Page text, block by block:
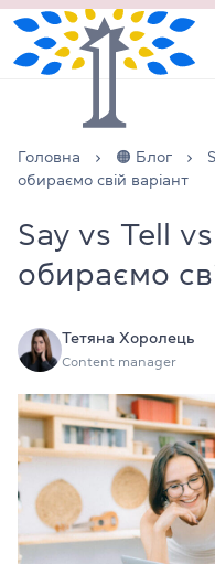
Головна 🟠 Блог
обираємо свій варіант
Say vs Tell
обираємо
Тетяна Хоролець
Content manager